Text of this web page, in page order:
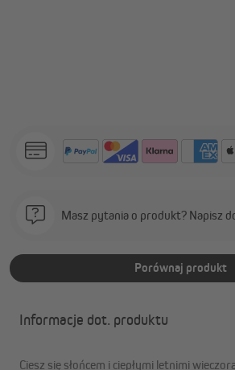
Masz pytania o produkt? Napisz
Porównaj produkt
Informacje dot. produktu
Ciesz się słońcem i ciepłymi letnimi